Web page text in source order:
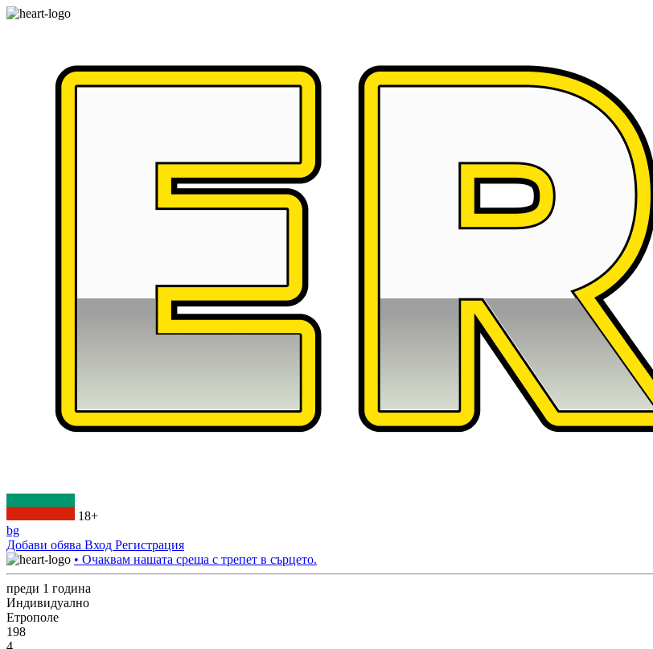
18+
bg
Добави обява Вход Регистрация
• Очаквам нашата среща с трепет в сърцето.
преди 1 година
Индивидуално
Етрополе
198
4